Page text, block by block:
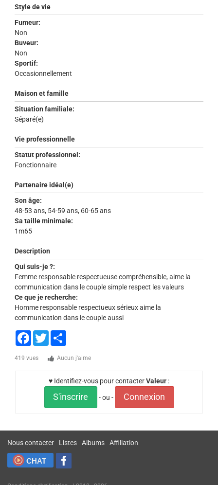
Style de vie
Fumeur:
Non
Buveur:
Non
Sportif:
Occasionnellement
Maison et famille
Situation familiale:
Séparé(e)
Vie professionnelle
Statut professionnel:
Fonctionnaire
Partenaire idéal(e)
Son âge:
48-53 ans, 54-59 ans, 60-65 ans
Sa taille minimale:
1m65
Description
Qui suis-je ?:
Femme responsable respectueuse compréhensible, aime la
communication dans le couple simple respect les valeurs
Ce que je recherche:
Homme responsable respectueux sérieux aime la
communication dans le couple aussi
Facebook
Twitter
419 vues Aucun j'aime
♥ Identifiez-vous pour contacterValeur :
S'inscrire - ou - Connexion
Nous contacter Listes Albums Affiliation
CHAT